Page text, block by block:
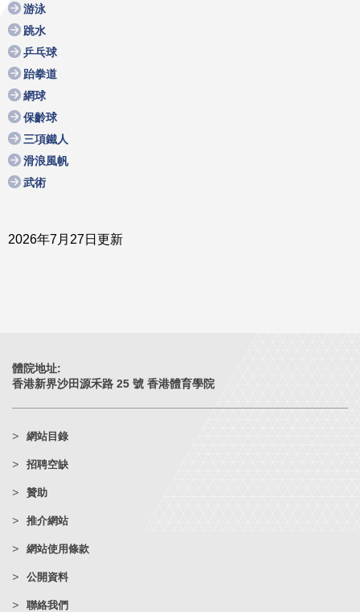
游泳
跳水
乒乓球
跆拳道
網球
保齡球
三項鐵人
滑浪風帆
武術
2026年7月27日更新
體院地址:
香港新界沙田源禾路 25 號 香港體育學院
網站目錄
招聘空缺
贊助
推介網站
網站使用條款
公開資料
聯絡我們